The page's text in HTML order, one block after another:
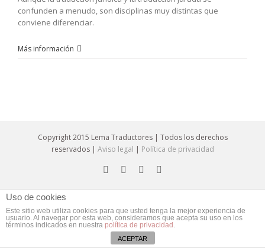
confunden a menudo, son disciplinas muy distintas que
conviene diferenciar.
Más información
Copyright 2015 Lema Traductores | Todos los derechos
reservados | Aviso legal | Política de privacidad
Uso de cookies
Este sitio web utiliza cookies para que usted tenga la mejor experiencia de
usuario. Al navegar por esta web, consideramos que acepta su uso en los
términos indicados en nuestra política de privacidad .
ACEPTAR